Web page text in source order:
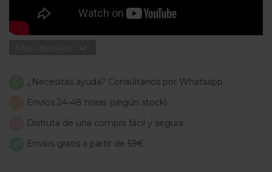
¿Necesitas ayuda? Consúltanos por Whatsapp
Envíos 24-48 horas (según stock)
Disfruta de una compra fácil y segura
Envíos gratis a partir de 59€